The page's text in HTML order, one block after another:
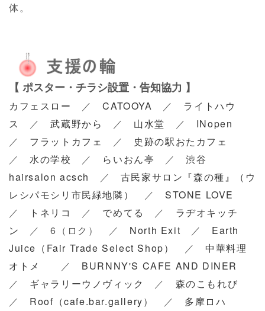
体。
【 ポスター・チラシ設置・告知協力 】
カフェスロー ／CATOOYA ／ ライトハウ
ス
／武蔵野から ／ 山水堂 ／ INopen
／ フラットカフェ ／ 史跡の駅おたカフェ
／水の学校 ／ らいおん亭 ／渋谷
hairsalon acsch
／ 古民家サロン『森の種』（ウ
レシパモシリ市民緑地隣）
／STONE LOVE
／
トネリコ ／ でめてる ／ ラヂオキッチ
ン
／ 6（ロク） ／ North Exit ／ Earth
Juice（Fair Trade Select Shop）
／ 中華料理
オトメ
／ BURNNY'S CAFE AND DINER
／ ギャラリーウノヴィック ／ 森のこもれび
／ Roof（cafe.bar.gallery） ／ 多摩ロハ